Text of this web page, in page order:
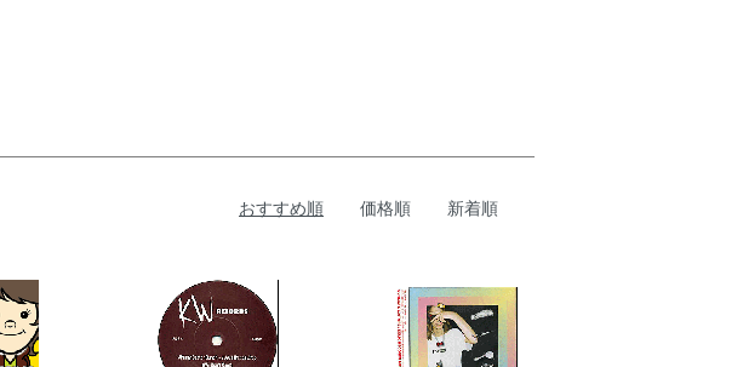
おすすめ順 価格順 新着順